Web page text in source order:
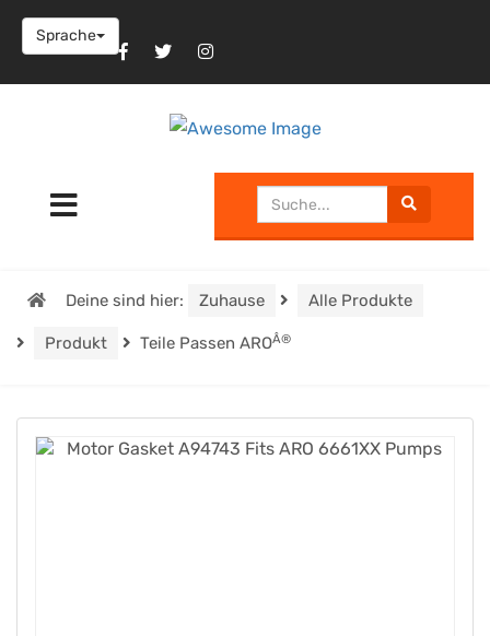
Sprache
Deine sind hier: Zuhause Alle Produkte
Produkt Teile Passen AROÂ®